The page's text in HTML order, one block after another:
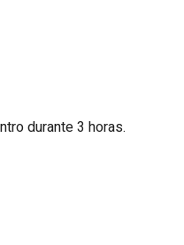
durante 3 horas.